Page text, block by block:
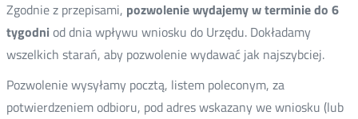
Zgodnie z przepisami, pozwolenie wydajemy w terminie do 6
tygodni od dnia wpływu wniosku do Urzędu. Dokładamy
wszelkich starań, aby pozwolenie wydawać jak najszybciej.
Pozwolenie wysyłamy pocztą, listem poleconym, za
potwierdzeniem odbioru, pod adres wskazany we wniosku (lub